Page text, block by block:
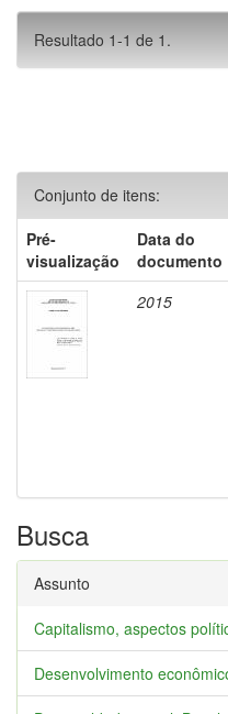
Resultado 1-1 de 1.
Conjunto de itens:
Pré-
visualização
Data do
documento
2015
Busca
Assunto
Capitalismo, aspectos
Desenvolvimento